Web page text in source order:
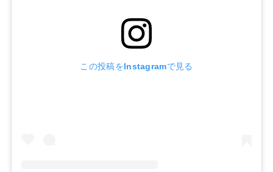
この投稿をInstagramで見る